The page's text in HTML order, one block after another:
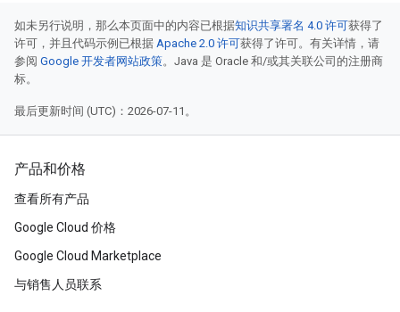
如未另行说明，那么本页面中的内容已根据知识共享署名 4.0 许可获得了
许可，并且代码示例已根据 Apache 2.0 许可获得了许可。有关详情，请
参阅 Google 开发者网站政策。Java 是 Oracle 和/或其关联公司的注册商
标。
最后更新时间 (UTC)：2026-07-11。
产品和价格
查看所有产品
Google Cloud 价格
Google Cloud Marketplace
与销售人员联系